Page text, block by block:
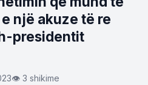
një akuze të re
presidentit
👁 3 shikime